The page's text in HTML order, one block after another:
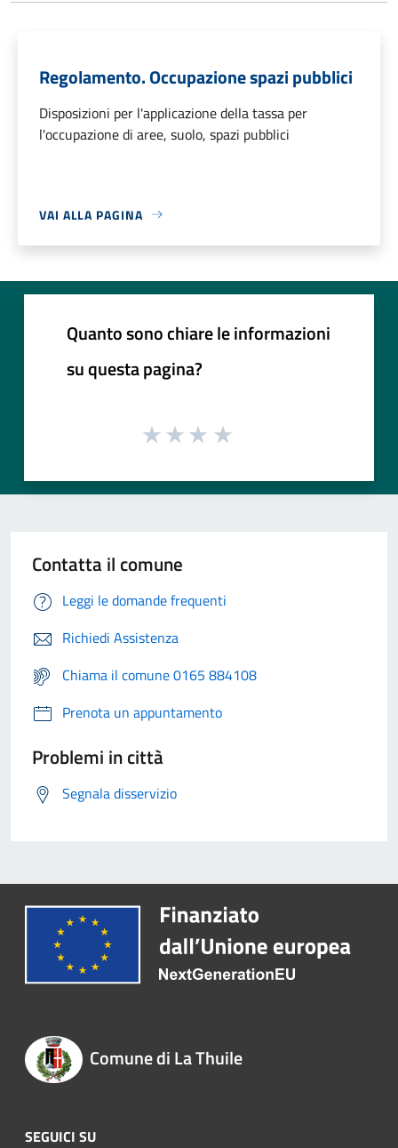
Regolamento. Occupazione spazi pubblici
Disposizioni per l'applicazione della tassa per
l'occupazione di aree, suolo, spazi pubblici
VAI ALLA PAGINA
Quanto sono chiare le informazioni
su questa pagina?
Contatta il comune
Leggi le domande frequenti
Richiedi Assistenza
Chiama il comune 0165 884108
Prenota un appuntamento
Problemi in città
Segnala disservizio
Comune di La Thuile
SEGUICI SU